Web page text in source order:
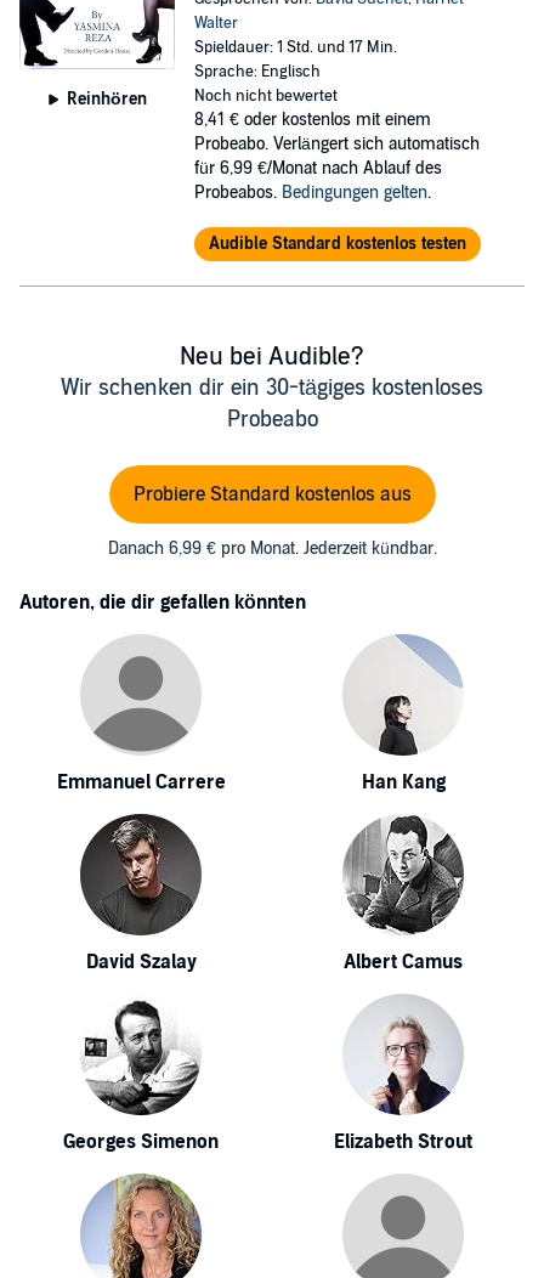
Reinhören
Walter
Spieldauer: 1 Std. und 17 Min.
Sprache: Englisch
Noch nicht bewertet
8,41 € oder kostenlos mit einem
Probeabo. Verlängert sich automatisch
für 6,99 €/Monat nach Ablauf des
Probeabos. Bedingungen gelten.
Audible Standard kostenlos testen
Neu bei Audible?
Wir schenken dir ein 30-tägiges kostenloses
Probeabo
Probiere Standard kostenlos aus
Danach 6,99 € pro Monat. Jederzeit kündbar.
Autoren, die dir gefallen könnten
Emmanuel Carrere Han Kang
David Szalay Albert Camus
Georges Simenon Elizabeth Strout